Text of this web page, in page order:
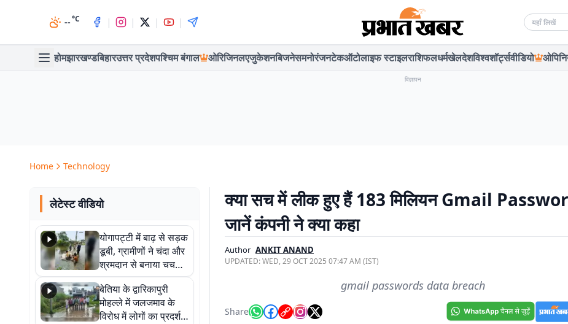
--°C | | | | Search
होमझारखण्डबिहारउत्तर प्रदेशपश्चिम बंगाल ओरिजिनलएजुकेशनबिजनेसमनोरंजनटेकऑटोलाइफ स्टाइलराशिफलधर्मखेलदेशविश्वशॉर्ट्सवीडियो
विज्ञापन
Home Technology
लेटेस्ट वीडियो
योगापट्टी में बाढ़ से सड़क
डूबी, ग्रामीणों ने चंदा और
श्रमदान से बनाया चचरी
पुल
बेतिया के द्वारिकापुरी
मोहल्ले में जलजमाव के
विरोध में लोगों का प्रदर्शन,
क्या सच में लीक हुए हैं 183 मिलियन Gmail
जानें कंपनी ने क्या कहा
Author ANKIT ANAND
UPDATED:WED, 29 OCT 2025 07:47 AM (IST)
gmail passwords data breach
Share